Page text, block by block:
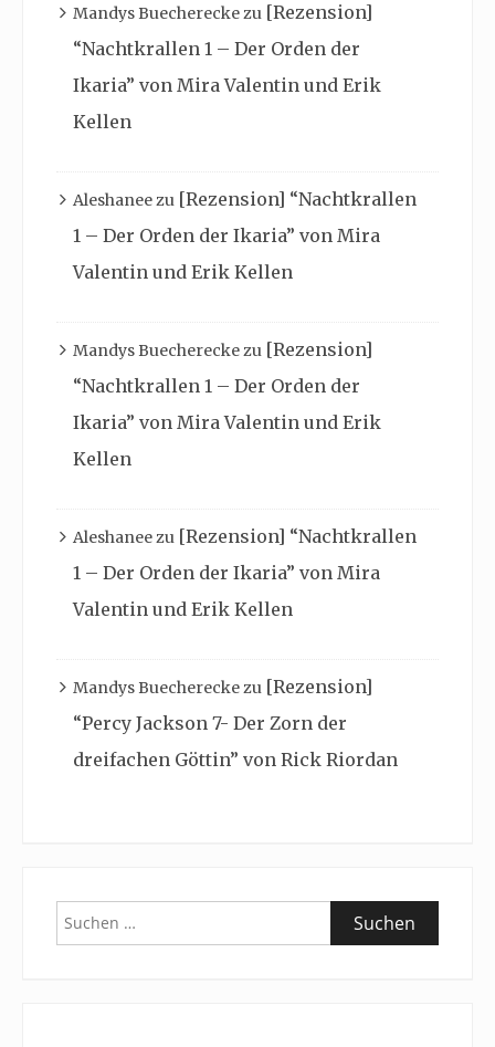
Mandys Buechereckezu [Rezension]
“Nachtkrallen 1 – Der Orden der
Ikaria” von Mira Valentin und Erik
Kellen
Aleshaneezu [Rezension] “Nachtkrallen
1 – Der Orden der Ikaria” von Mira
Valentin und Erik Kellen
Mandys Buechereckezu [Rezension]
“Nachtkrallen 1 – Der Orden der
Ikaria” von Mira Valentin und Erik
Kellen
Aleshaneezu [Rezension] “Nachtkrallen
1 – Der Orden der Ikaria” von Mira
Valentin und Erik Kellen
Mandys Buechereckezu [Rezension]
“Percy Jackson 7- Der Zorn der
dreifachen Göttin” von Rick Riordan
Suchen
nach: